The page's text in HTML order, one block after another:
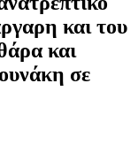
και του
και
σε